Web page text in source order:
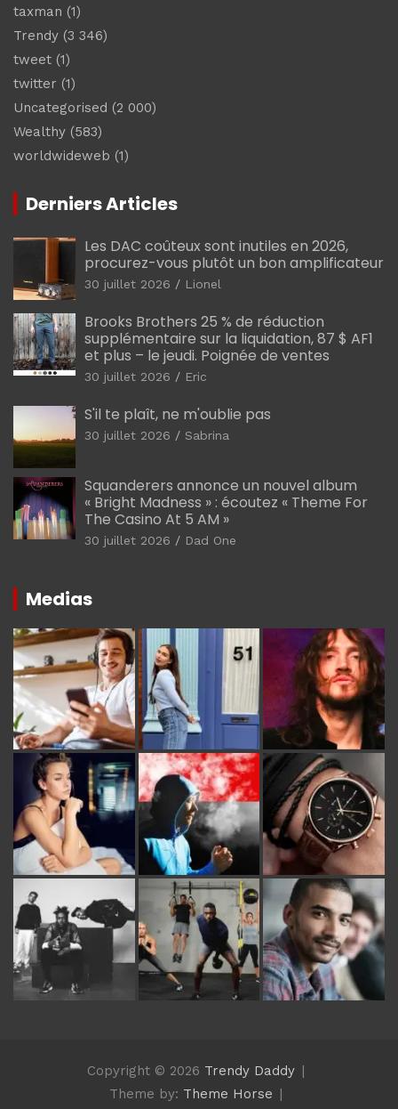
taxman (1)
Trendy (3 346)
tweet (1)
twitter (1)
Uncategorised (2 000)
Wealthy (583)
worldwideweb (1)
Derniers Articles
Les DAC coûteux sont inutiles en 2026,
procurez-vous plutôt un bon amplificateur
30 juillet 2026 Lionel
Brooks Brothers 25 % de réduction
supplémentaire sur la liquidation, 87 $ AF1
et plus – le jeudi. Poignée de ventes
30 juillet 2026 Eric
S'il te plaît, ne m'oublie pas
30 juillet 2026 Sabrina
Squanderers annonce un nouvel album
« Bright Madness » : écoutez « Theme For
The Casino At 5 AM »
30 juillet 2026 Dad One
Medias
Copyright © 2026 Trendy Daddy
Theme by: Theme Horse